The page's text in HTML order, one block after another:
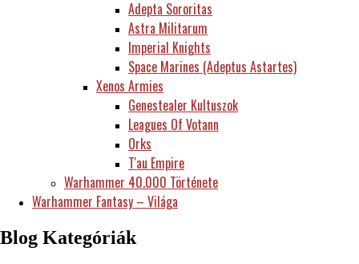
Adepta Sororitas
Astra Militarum
Imperial Knights
Space Marines (Adeptus Astartes)
Xenos Armies
Genestealer Kultuszok
Leagues Of Votann
Orks
T'au Empire
Warhammer 40.000 Története
Warhammer Fantasy – Világa
Blog Kategóriák